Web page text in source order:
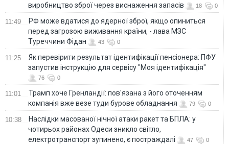
виробництво зброї через виснаження запасів
18 0
11:49
РФ може вдатися до ядерної зброї, якщо опиниться
перед загрозою виживання країни, - лава МЗС
Туреччини Фідан
43 0
11:25
Як перевірити результат ідентифікації пенсіонера: ПФУ
запустив інструкцію для сервісу "Моя ідентифікація"
76 0
11:01
Трамп хоче Гренландії: пов'язана з його оточенням
компанія вже везе туди бурове обладнання
79 0
10:38
Наслідки масованої нічної атаки ракет та БПЛА: у
чотирьох районах Одеси зникло світло,
електротранспорт зупинено, є постраждалі
47 0